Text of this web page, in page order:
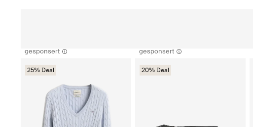
gesponsert
25% Deal
gesponsert
20% Deal